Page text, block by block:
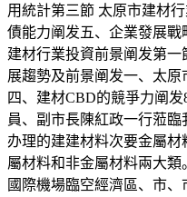
用統計第三節 太原市建材
債能力阐发五、企業發展戰
建材行業投資前景阐发第一
展趨勢及前景阐发一、太原
四、建材CBD的競爭力阐
員、副市長陳紅政一行蒞
办理的建建材料次要金屬
屬材料和非金屬材料兩大
國際機場臨空經濟區、市